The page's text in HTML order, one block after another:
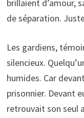
brillaient d’amour,
de séparation.
Les gardiens,
silencieux.
humides. Car
prisonnier. Devant
retrouvait son seul